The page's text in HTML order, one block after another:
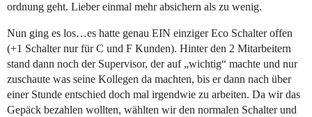
ordnung geht. Lieber einmal mehr absichern als zu wenig.
Nun ging es los…es hatte genau EIN einziger Eco Schalter offen
(+1 Schalter nur für C und F Kunden). Hinter den 2 Mitarbeitern
stand dann noch der Supervisor, der auf „wichtig“ machte und nur
zuschaute was seine Kollegen da machten, bis er dann nach über
einer Stunde entschied doch mal irgendwie zu arbeiten. Da wir das
Gepäck bezahlen wollten, wählten wir den normalen Schalter und